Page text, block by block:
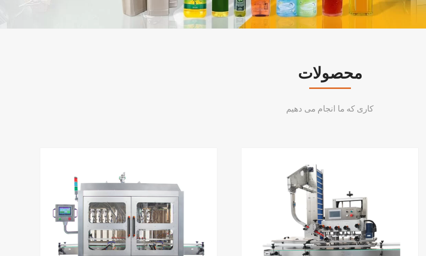
محصولات
کاری که ما انجام می دهیم